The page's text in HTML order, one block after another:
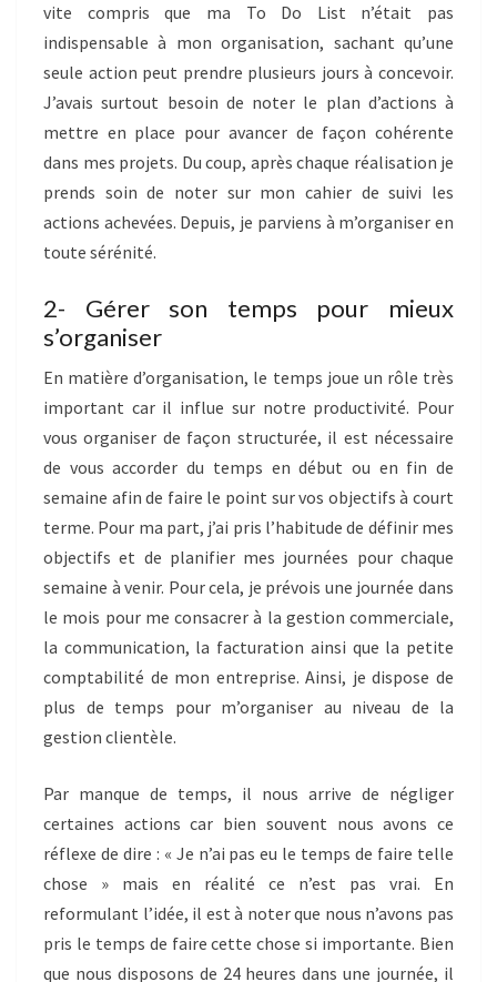
vite compris que ma To Do List n’était pas
indispensable à mon organisation, sachant qu’une
seule action peut prendre plusieurs jours à concevoir.
J’avais surtout besoin de noter le plan d’actions à
mettre en place pour avancer de façon cohérente
dans mes projets. Du coup, après chaque réalisation je
prends soin de noter sur mon cahier de suivi les
actions achevées. Depuis, je parviens à m’organiser en
toute sérénité.
2- Gérer son temps pour mieux
s’organiser
En matière d’organisation, le temps joue un rôle très
important car il influe sur notre productivité. Pour
vous organiser de façon structurée, il est nécessaire
de vous accorder du temps en début ou en fin de
semaine afin de faire le point sur vos objectifs à court
terme. Pour ma part, j’ai pris l’habitude de définir mes
objectifs et de planifier mes journées pour chaque
semaine à venir. Pour cela, je prévois une journée dans
le mois pour me consacrer à la gestion commerciale,
la communication, la facturation ainsi que la petite
comptabilité de mon entreprise. Ainsi, je dispose de
plus de temps pour m’organiser au niveau de la
gestion clientèle.
Par manque de temps, il nous arrive de négliger
certaines actions car bien souvent nous avons ce
réflexe de dire : « Je n’ai pas eu le temps de faire telle
chose » mais en réalité ce n’est pas vrai. En
reformulant l’idée, il est à noter que nous n’avons pas
pris le temps de faire cette chose si importante. Bien
que nous disposons de 24 heures dans une journée, il